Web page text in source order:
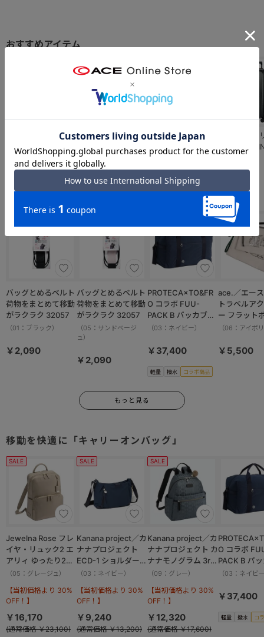
BRIC'S／ブリック
ス TAORMINA タ
オルミナ スーツケ
ース 89231／
￥71,500
World Traveler／
ワールドトラベラ
ー プリマス スー
ツケース フロント
ポケット 46/56L
06703
￥34,100
BRIC'S／ブリック
ス TAORMINA タ
オルミナ スーツケ
ース 89234／
BAH08453
￥82,500
BRIC'S／ブ
ス
ース 89233
合わせて揃えたい「小物アイテム」
バッグとめるベルト
荷物をまとめて移動
がラクラク 32057
（01：ブラック）
￥2,090
バッグとめるベルト
荷物をまとめて移動
がラクラク 32057
（05：サンドベージ
ュ）
￥2,090
軽量 撥水 コラボ商品
PROTECA×TO&FR
O コラボ FUU-
PACK B パッカブル
ボストンバッグ 軽量
13002
（03：ネイビー）
￥37,400
ace.／エース
トラベルア
ー フラット
ット 17825
（06：アイボ
￥5,500
もっと見る
移動を快適に「キャリーオンバッグ」
SALE
Jewelna Rose フレ
イヤ・リュック2 エ
アリィ ゆったり2ル
ーム 16262
（05：グレージュ）
【当初価格より 30%
OFF！】
￥16,170
(通常価格 ￥23,100)
SALE
Kanana project／カ
ナナプロジェクト
ECD-1 ショルダーバ
ッグ 横 19083
（03：ネイビー）
【当初価格より 30%
OFF！】
￥9,240
(通常価格 ￥13,200)
SALE
Kanana project／カ
ナナプロジェクト カ
ナナモノグラム 3rd
リュックサック
（09：グレー）
【当初価格より 30%
OFF！】
￥12,320
(通常価格 ￥17,600)
軽量 撥水 コ
O コラボ
PACK B パ
ボストンバ
13002
（03：ネイビ
￥37,400